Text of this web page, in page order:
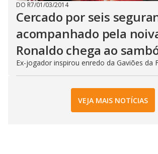
DO R7/01/03/2014
Cercado por seis
acompanhado pela
Ronaldo chega ao
Ex-jogador inspirou enredo da Gaviões da
VEJA MAIS NOTÍCIAS